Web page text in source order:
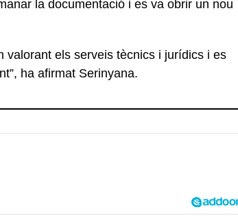
la documentació i es va obrir un nou
valorant els serveis tècnics i jurídics i es
ha afirmat Serinyana.